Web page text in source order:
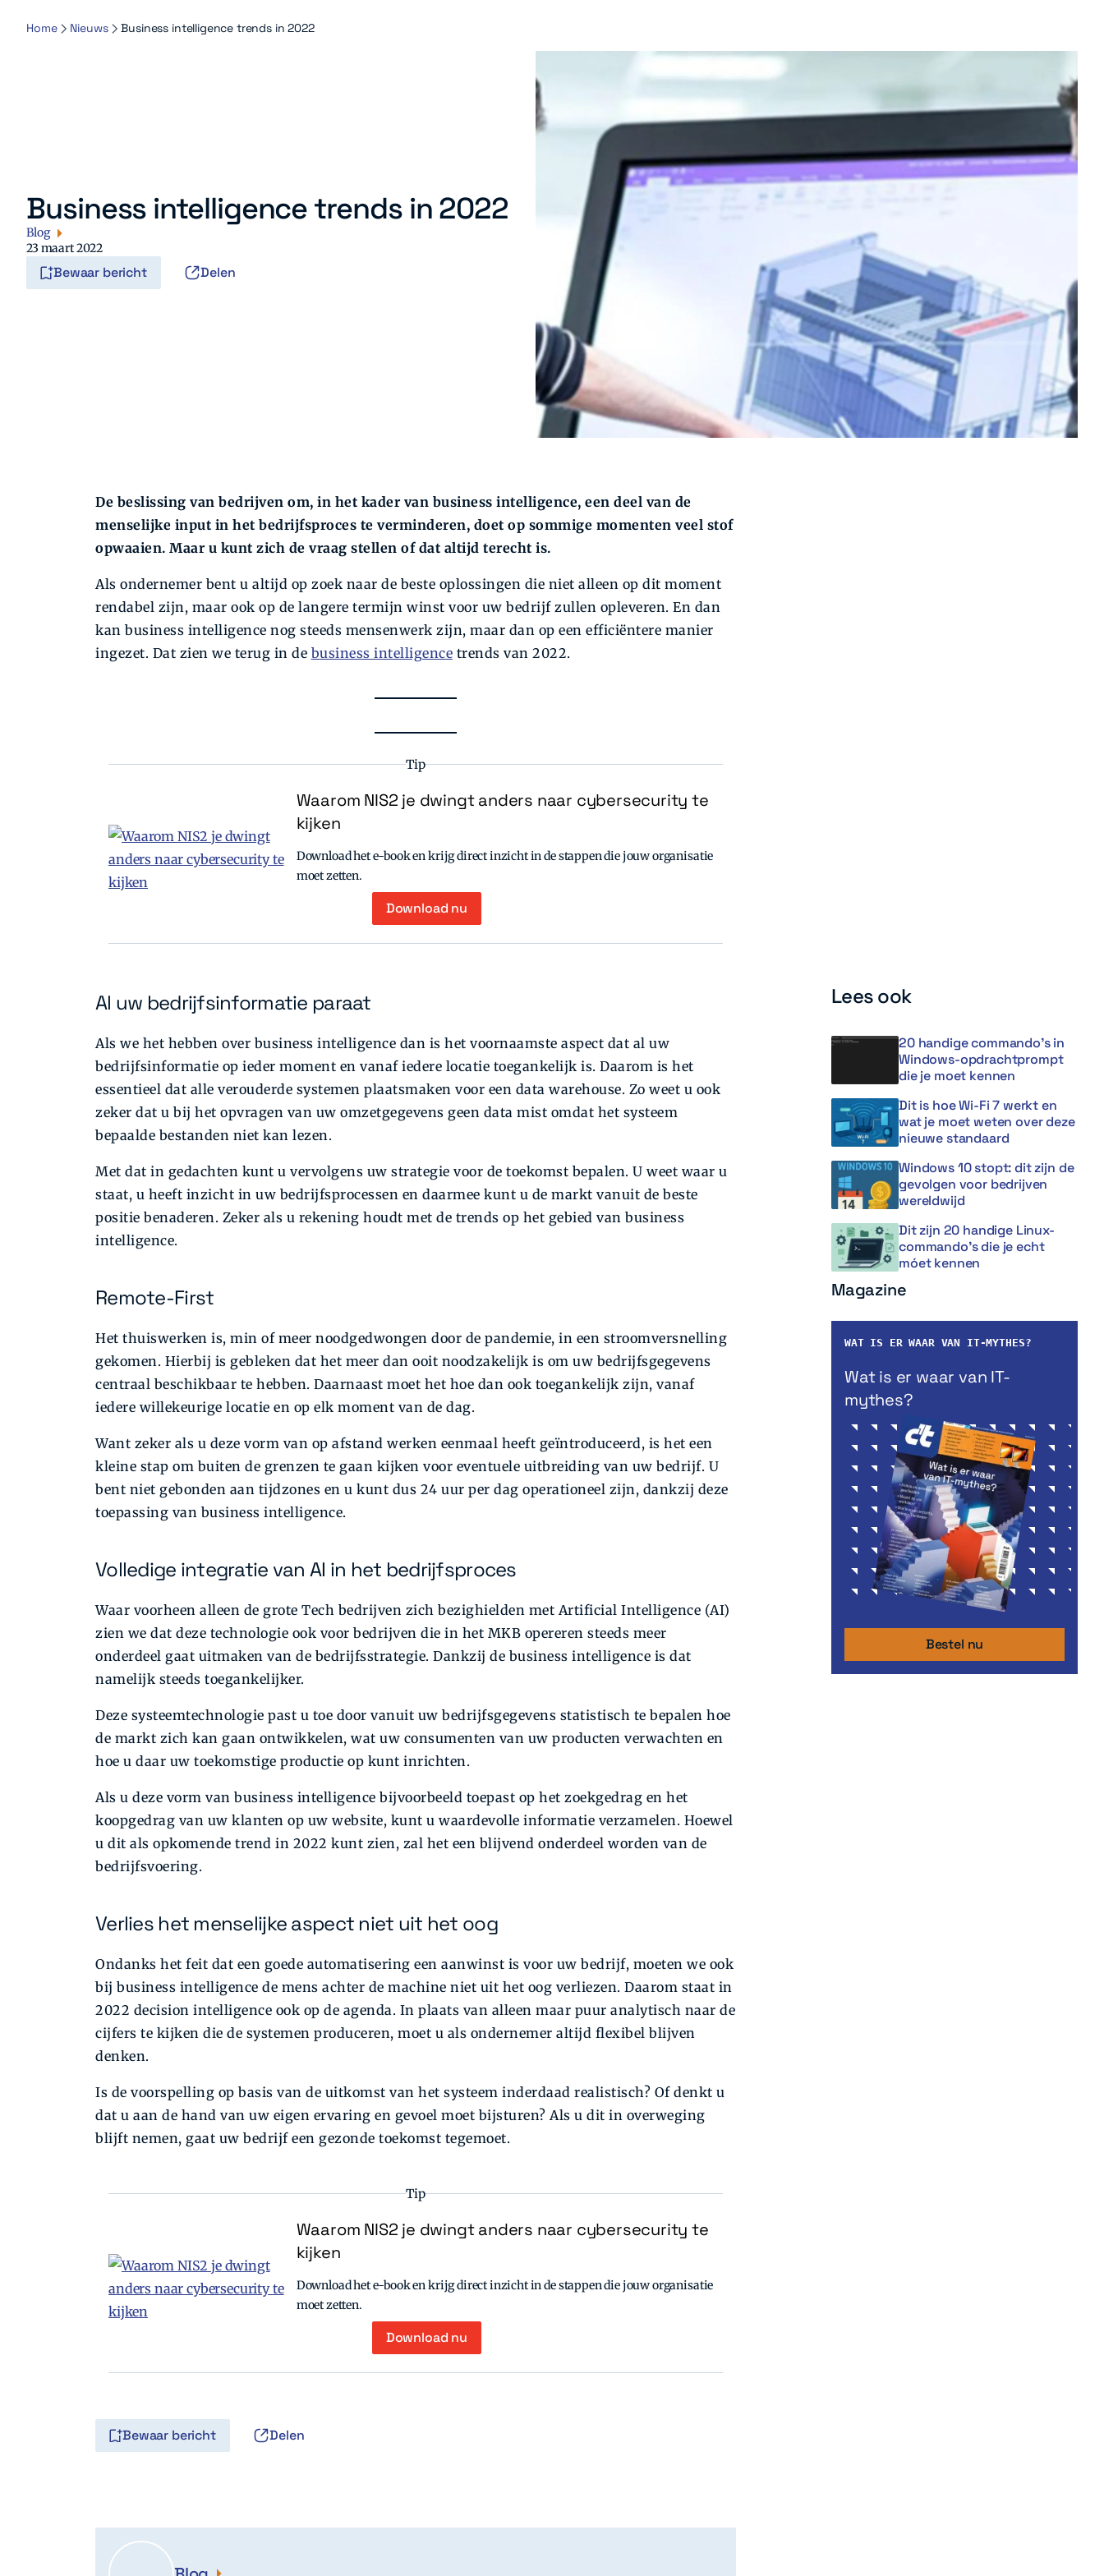
Home Nieuws Business intelligence trends in 2022
Business intelligence trends in 2022
Blog
23 maart 2022
Bewaar bericht Delen
De beslissing van bedrijven om, in het kader van business intelligence, een deel van de
menselijke input in het bedrijfsproces te verminderen, doet op sommige momenten veel stof
opwaaien. Maar u kunt zich de vraag stellen of dat altijd terecht is.
Als ondernemer bent u altijd op zoek naar de beste oplossingen die niet alleen op dit moment
rendabel zijn, maar ook op de langere termijn winst voor uw bedrijf zullen opleveren. En dan
kan business intelligence nog steeds mensenwerk zijn, maar dan op een efficiëntere manier
ingezet. Dat zien we terug in de business intelligence trends van 2022.
Tip
Waarom NIS2 je dwingt anders naar cybersecurity te
kijken
Download het e-book en krijg direct inzicht in de stappen die jouw organisatie
moet zetten.
Download nu
Al uw bedrijfsinformatie paraat
Als we het hebben over business intelligence dan is het voornaamste aspect dat al uw
bedrijfsinformatie op ieder moment en vanaf iedere locatie toegankelijk is. Daarom is het
essentieel dat alle verouderde systemen plaatsmaken voor een data warehouse. Zo weet u ook
zeker dat u bij het opvragen van uw omzetgegevens geen data mist omdat het systeem
bepaalde bestanden niet kan lezen.
Met dat in gedachten kunt u vervolgens uw strategie voor de toekomst bepalen. U weet waar u
staat, u heeft inzicht in uw bedrijfsprocessen en daarmee kunt u de markt vanuit de beste
positie benaderen. Zeker als u rekening houdt met de trends op het gebied van business
intelligence.
Remote-First
Het thuiswerken is, min of meer noodgedwongen door de pandemie, in een stroomversnelling
gekomen. Hierbij is gebleken dat het meer dan ooit noodzakelijk is om uw bedrijfsgegevens
centraal beschikbaar te hebben. Daarnaast moet het hoe dan ook toegankelijk zijn, vanaf
iedere willekeurige locatie en op elk moment van de dag.
Want zeker als u deze vorm van op afstand werken eenmaal heeft geïntroduceerd, is het een
kleine stap om buiten de grenzen te gaan kijken voor eventuele uitbreiding van uw bedrijf. U
bent niet gebonden aan tijdzones en u kunt dus 24 uur per dag operationeel zijn, dankzij deze
toepassing van business intelligence.
Volledige integratie van AI in het bedrijfsproces
Waar voorheen alleen de grote Tech bedrijven zich bezighielden met Artificial Intelligence (AI)
zien we dat deze technologie ook voor bedrijven die in het MKB opereren steeds meer
onderdeel gaat uitmaken van de bedrijfsstrategie. Dankzij de business intelligence is dat
namelijk steeds toegankelijker.
Deze systeemtechnologie past u toe door vanuit uw bedrijfsgegevens statistisch te bepalen hoe
de markt zich kan gaan ontwikkelen, wat uw consumenten van uw producten verwachten en
hoe u daar uw toekomstige productie op kunt inrichten.
Als u deze vorm van business intelligence bijvoorbeeld toepast op het zoekgedrag en het
koopgedrag van uw klanten op uw website, kunt u waardevolle informatie verzamelen. Hoewel
u dit als opkomende trend in 2022 kunt zien, zal het een blijvend onderdeel worden van de
bedrijfsvoering.
Verlies het menselijke aspect niet uit het oog
Ondanks het feit dat een goede automatisering een aanwinst is voor uw bedrijf, moeten we ook
bij business intelligence de mens achter de machine niet uit het oog verliezen. Daarom staat in
2022 decision intelligence ook op de agenda. In plaats van alleen maar puur analytisch naar de
cijfers te kijken die de systemen produceren, moet u als ondernemer altijd flexibel blijven
denken.
Is de voorspelling op basis van de uitkomst van het systeem inderdaad realistisch? Of denkt u
dat u aan de hand van uw eigen ervaring en gevoel moet bijsturen? Als u dit in overweging
blijft nemen, gaat uw bedrijf een gezonde toekomst tegemoet.
Tip
Waarom NIS2 je dwingt anders naar cybersecurity te
kijken
Download het e-book en krijg direct inzicht in de stappen die jouw organisatie
moet zetten.
Download nu
Bewaar bericht Delen
Lees ook
20 handige commando’s in
Windows-opdrachtprompt
die je moet kennen
Dit is hoe Wi-Fi 7 werkt en
wat je moet weten over deze
nieuwe standaard
Windows 10 stopt: dit zijn de
gevolgen voor bedrijven
wereldwijd
Dit zijn 20 handige Linux-
commando’s die je echt
móet kennen
Magazine
WAT IS ER WAAR VAN IT-MYTHES?
Wat is er waar van IT-
mythes?
Bestel nu